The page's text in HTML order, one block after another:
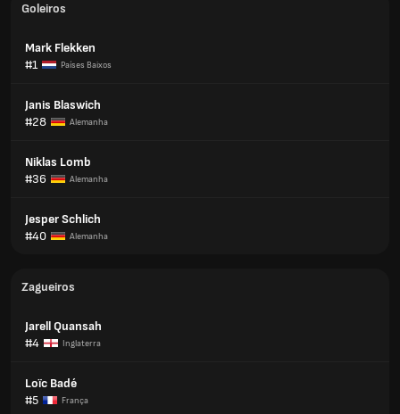
Goleiros
Mark Flekken
#1
Países Baixos
Janis Blaswich
#28
Alemanha
Niklas Lomb
#36
Alemanha
Jesper Schlich
#40
Alemanha
Zagueiros
Jarell Quansah
#4
Inglaterra
Loïc Badé
#5
França